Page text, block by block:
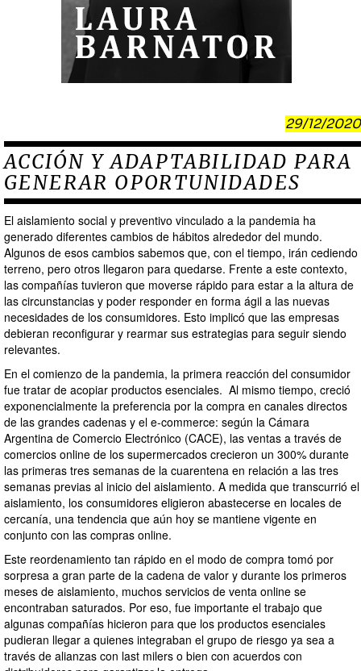
29/12/2020
ACCIÓN Y ADAPTABILIDAD PARA
GENERAR OPORTUNIDADES
El aislamiento social y preventivo vinculado a la pandemia ha
generado diferentes cambios de hábitos alrededor del mundo.
Algunos de esos cambios sabemos que, con el tiempo, irán cediendo
terreno, pero otros llegaron para quedarse. Frente a este contexto,
las compañías tuvieron que moverse rápido para estar a la altura de
las circunstancias y poder responder en forma ágil a las nuevas
necesidades de los consumidores. Esto implicó que las empresas
debieran reconfigurar y rearmar sus estrategias para seguir siendo
relevantes.
En el comienzo de la pandemia, la primera reacción del consumidor
fue tratar de acopiar productos esenciales. Al mismo tiempo, creció
exponencialmente la preferencia por la compra en canales directos
de las grandes cadenas y el e-commerce: según la Cámara
Argentina de Comercio Electrónico (CACE), las ventas a través de
comercios online de los supermercados crecieron un 300% durante
las primeras tres semanas de la cuarentena en relación a las tres
semanas previas al inicio del aislamiento. A medida que transcurrió el
aislamiento, los consumidores eligieron abastecerse en locales de
cercanía, una tendencia que aún hoy se mantiene vigente en
conjunto con las compras online.
Este reordenamiento tan rápido en el modo de compra tomó por
sorpresa a gran parte de la cadena de valor y durante los primeros
meses de aislamiento, muchos servicios de venta online se
encontraban saturados. Por eso, fue importante el trabajo que
algunas compañías hicieron para que los productos esenciales
pudieran llegar a quienes integraban el grupo de riesgo ya sea a
través de alianzas con last milers o bien con acuerdos con